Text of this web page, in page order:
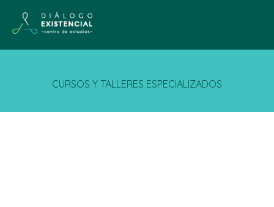
CURSOS Y TALLERES ESPECIALIZADOS